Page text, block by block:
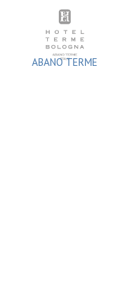
contenuto
ABANO TERME